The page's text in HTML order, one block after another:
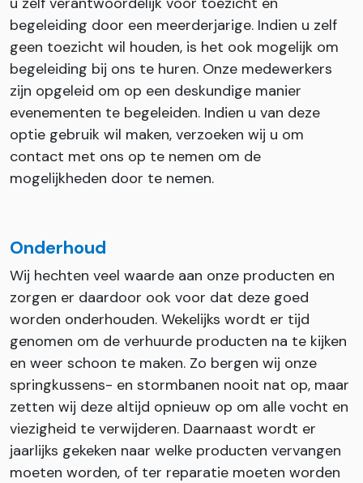
begeleiding door een meerderjarige. Indien u zelf
geen toezicht wil houden, is het ook mogelijk om
begeleiding bij ons te huren. Onze medewerkers
zijn opgeleid om op een deskundige manier
evenementen te begeleiden. Indien u van deze
optie gebruik wil maken, verzoeken wij u om
contact met ons op te nemen om de
mogelijkheden door te nemen.
Onderhoud
Wij hechten veel waarde aan onze producten en
zorgen er daardoor ook voor dat deze goed
worden onderhouden. Wekelijks wordt er tijd
genomen om de verhuurde producten na te kijken
en weer schoon te maken. Zo bergen wij onze
springkussens- en stormbanen nooit nat op, maar
zetten wij deze altijd opnieuw op om alle vocht en
viezigheid te verwijderen. Daarnaast wordt er
jaarlijks gekeken naar welke producten vervangen
moeten worden, of ter reparatie moeten worden